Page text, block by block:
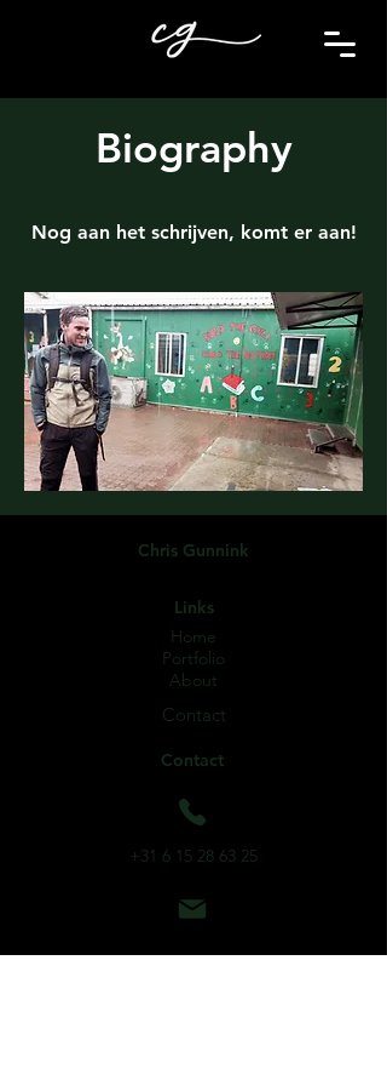
Biography
Nog aan het schrijven, komt er aan!
Chris Gunnink
Links
Home
Portfolio
About
Contact
Contact
+31 6 15 28 63 25